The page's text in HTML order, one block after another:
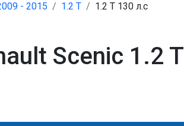
- 2015 1.2 T 1.2 T 130 л.с
Scenic 1.2